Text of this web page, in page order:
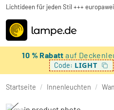
Lichtideen für jeden Stil +++
10 % Rabattauf
Code: LIGHT
Startseite / Innenleuchten /